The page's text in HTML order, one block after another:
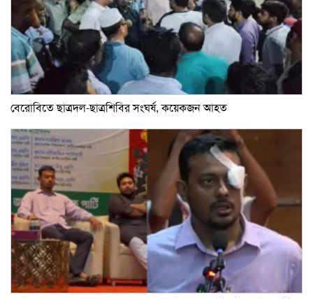
বেরোবিতে ছাত্রদল-ছাত্রশিবির সংঘর্ষ, কয়েকজন আহত